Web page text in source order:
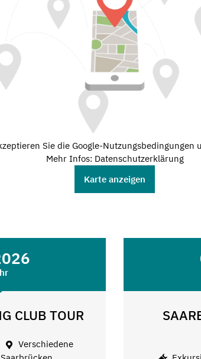
Sie die Google-Nutzungsbedingungen
Mehr Infos: Datenschutzerklärung
Karte anzeigen
CLUB TOUR
Verschiedene